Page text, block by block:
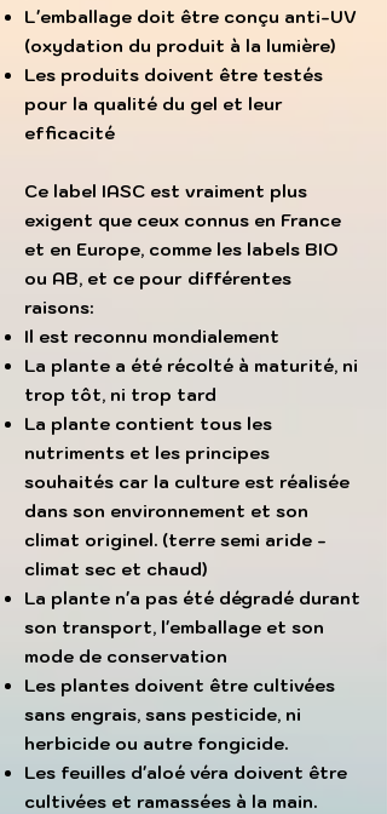
L'emballage doit être conçu anti-UV
(oxydation du produit à la lumière)
Les produits doivent être testés
pour la qualité du gel et leur
efficacité
Ce label IASC est vraiment plus
exigent que ceux connus en France
et en Europe, comme les labels BIO
ou AB, et ce pour différentes
raisons:​
Il est reconnu mondialement
La plante a été récolté à maturité, ni
trop tôt, ni trop tard
La plante contient tous les
nutriments et les principes
souhaités car la culture est réalisée
dans son environnement et son
climat originel. (terre semi aride -
climat sec et chaud)
La plante n'a pas été dégradé durant
son transport, l'emballage et son
mode de conservation
Les plantes doivent être cultivées
sans engrais, sans pesticide, ni
herbicide ou autre fongicide.
Les feuilles d'aloé véra doivent être
cultivées et ramassées à la main.